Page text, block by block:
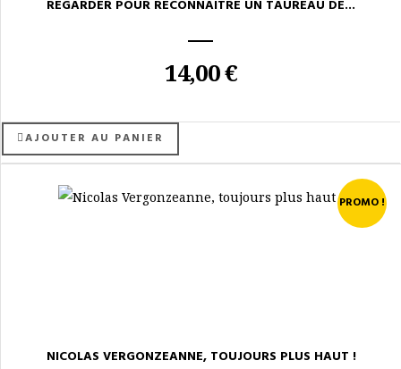
AJOUTER AU PANIER
REGARDER POUR RECONNAÎTRE UN TAUREAU DE...
14,00 €
PROMO !
NICOLAS VERGONZEANNE, TOUJOURS PLUS HAUT !